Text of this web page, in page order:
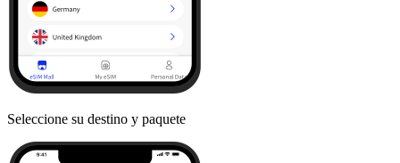
Seleccione su destino y paquete